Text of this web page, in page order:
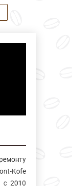
Kofe
с 2010